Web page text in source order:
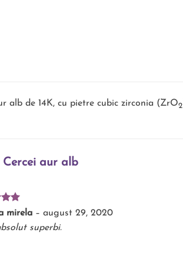
alb de 14K, cu pietre cubic zirconia (ZrO2
Cercei aur alb
la
mirela – august 29, 2020
superbi.